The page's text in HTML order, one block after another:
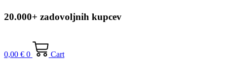
20.000+ zadovoljnih kupcev
0,00 € 0
Cart